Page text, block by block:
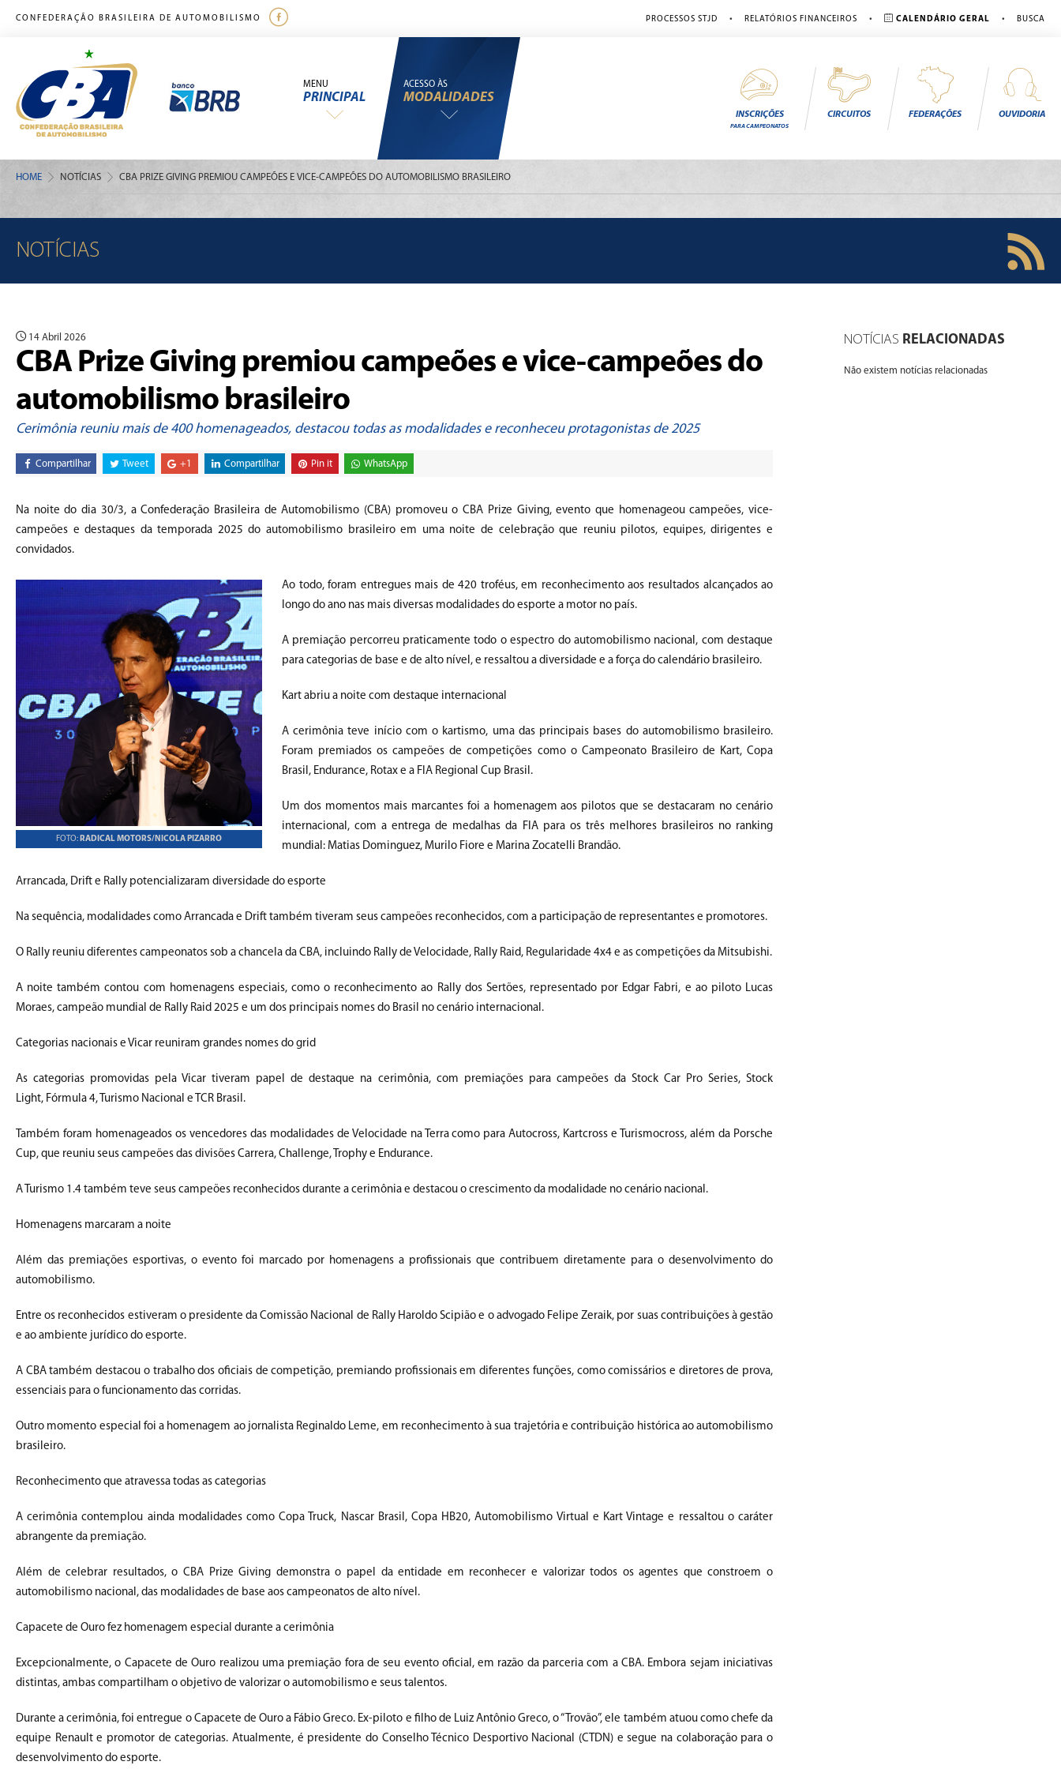
CONFEDERAÇÃO BRASILEIRA DE AUTOMOBILISMO PROCESSOS STJD • RELATÓRIOS FINANCEIROS • CALENDÁRIO GERAL • BUSCA
MENU
PRINCIPAL
ACESSO ÀS
MODALIDADES
INSCRIÇÕES
PARA CAMPEONATOS
CIRCUITOS FEDERAÇÕES OUVIDORIA
HOME NOTÍCIAS CBA PRIZE GIVING PREMIOU CAMPEÕES E VICE-CAMPEÕES DO AUTOMOBILISMO BRASILEIRO
NOTÍCIAS
14 Abril 2026
CBA Prize Giving premiou campeões e vice-campeões do
automobilismo brasileiro
Cerimônia reuniu mais de 400 homenageados, destacou todas as modalidades e reconheceu protagonistas de 2025
Compartilhar Tweet +1 Compartilhar Pin it WhatsApp
Na noite do dia 30/3, a Confederação Brasileira de Automobilismo (CBA) promoveu o CBA Prize Giving, evento que homenageou campeões, vice-
campeões e destaques da temporada 2025 do automobilismo brasileiro em uma noite de celebração que reuniu pilotos, equipes, dirigentes e
convidados.
FOTO: RADICAL MOTORS/NICOLA PIZARRO
Ao todo, foram entregues mais de 420 troféus, em reconhecimento aos resultados alcançados ao
longo do ano nas mais diversas modalidades do esporte a motor no país.
A premiação percorreu praticamente todo o espectro do automobilismo nacional, com destaque
para categorias de base e de alto nível, e ressaltou a diversidade e a força do calendário brasileiro.
Kart abriu a noite com destaque internacional
A cerimônia teve início com o kartismo, uma das principais bases do automobilismo brasileiro.
Foram premiados os campeões de competições como o Campeonato Brasileiro de Kart, Copa
Brasil, Endurance, Rotax e a FIA Regional Cup Brasil.
Um dos momentos mais marcantes foi a homenagem aos pilotos que se destacaram no cenário
internacional, com a entrega de medalhas da FIA para os três melhores brasileiros no ranking
mundial: Matias Dominguez, Murilo Fiore e Marina Zocatelli Brandão.
Arrancada, Drift e Rally potencializaram diversidade do esporte
Na sequência, modalidades como Arrancada e Drift também tiveram seus campeões reconhecidos, com a participação de representantes e promotores.
O Rally reuniu diferentes campeonatos sob a chancela da CBA, incluindo Rally de Velocidade, Rally Raid, Regularidade 4x4 e as competições da Mitsubishi.
A noite também contou com homenagens especiais, como o reconhecimento ao Rally dos Sertões, representado por Edgar Fabri, e ao piloto Lucas
Moraes, campeão mundial de Rally Raid 2025 e um dos principais nomes do Brasil no cenário internacional.
Categorias nacionais e Vicar reuniram grandes nomes do grid
As categorias promovidas pela Vicar tiveram papel de destaque na cerimônia, com premiações para campeões da Stock Car Pro Series, Stock
Light, Fórmula 4, Turismo Nacional e TCR Brasil.
Também foram homenageados os vencedores das modalidades de Velocidade na Terra como para Autocross, Kartcross e Turismocross, além da Porsche
Cup, que reuniu seus campeões das divisões Carrera, Challenge, Trophy e Endurance.
A Turismo 1.4 também teve seus campeões reconhecidos durante a cerimônia e destacou o crescimento da modalidade no cenário nacional.
Homenagens marcaram a noite
Além das premiações esportivas, o evento foi marcado por homenagens a profissionais que contribuem diretamente para o desenvolvimento do
automobilismo.
Entre os reconhecidos estiveram o presidente da Comissão Nacional de Rally Haroldo Scipião e o advogado Felipe Zeraik, por suas contribuições à gestão
e ao ambiente jurídico do esporte.
A CBA também destacou o trabalho dos oficiais de competição, premiando profissionais em diferentes funções, como comissários e diretores de prova,
essenciais para o funcionamento das corridas.
Outro momento especial foi a homenagem ao jornalista Reginaldo Leme, em reconhecimento à sua trajetória e contribuição histórica ao automobilismo
brasileiro.
Reconhecimento que atravessa todas as categorias
A cerimônia contemplou ainda modalidades como Copa Truck, Nascar Brasil, Copa HB20, Automobilismo Virtual e Kart Vintage e ressaltou o caráter
abrangente da premiação.
Além de celebrar resultados, o CBA Prize Giving demonstra o papel da entidade em reconhecer e valorizar todos os agentes que constroem o
automobilismo nacional, das modalidades de base aos campeonatos de alto nível.
Capacete de Ouro fez homenagem especial durante a cerimônia
Excepcionalmente, o Capacete de Ouro realizou uma premiação fora de seu evento oficial, em razão da parceria com a CBA. Embora sejam iniciativas
distintas, ambas compartilham o objetivo de valorizar o automobilismo e seus talentos.
Durante a cerimônia, foi entregue o Capacete de Ouro a Fábio Greco. Ex-piloto e filho de Luiz Antônio Greco, o “Trovão”, ele também atuou como chefe da
equipe Renault e promotor de categorias. Atualmente, é presidente do Conselho Técnico Desportivo Nacional (CTDN) e segue na colaboração para o
desenvolvimento do esporte.
NOTÍCIAS RELACIONADAS
Não existem notícias relacionadas